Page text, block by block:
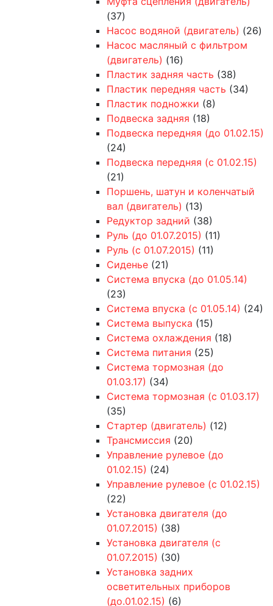
(37)
Насос водяной (двигатель) (26)
Насос масляный с фильтром
(двигатель) (16)
Пластик задняя часть (38)
Пластик передняя часть (34)
Пластик подножки (8)
Подвеска задняя (18)
Подвеска передняя (до 01.02.15)
(24)
Подвеска передняя (с 01.02.15)
(21)
Поршень, шатун и коленчатый
вал (двигатель) (13)
Редуктор задний (38)
Руль (до 01.07.2015) (11)
Руль (с 01.07.2015) (11)
Сиденье (21)
Система впуска (до 01.05.14)
(23)
Система впуска (с 01.05.14) (24)
Система выпуска (15)
Система охлаждения (18)
Система питания (25)
Система тормозная (до
01.03.17) (34)
Система тормозная (с 01.03.17)
(35)
Стартер (двигатель) (12)
Трансмиссия (20)
Управление рулевое (до
01.02.15) (24)
Управление рулевое (с 01.02.15)
(22)
Установка двигателя (до
01.07.2015) (38)
Установка двигателя (с
01.07.2015) (30)
Установка задних
осветительных приборов
(до.01.02.15) (6)